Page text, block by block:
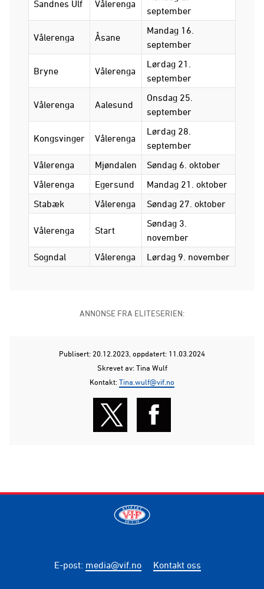
Sandnes Ulf Vålerenga
september
Vålerenga Åsane
Mandag 16.
september
Bryne Vålerenga
Lørdag 21.
september
Vålerenga Aalesund
Onsdag 25.
september
Kongsvinger Vålerenga
Lørdag 28.
september
Vålerenga
Mjøndalen
Søndag 6. oktober
Vålerenga
Egersund
Mandag 21. oktober
Stabæk
Vålerenga Søndag 27. oktober
Vålerenga Start
Søndag 3.
november
Sogndal
Vålerenga Lørdag 9. november
ANNONSE FRA ELITESERIEN:
Publisert: 20.12.2023 , oppdatert: 11.03.2024
Skrevet av: Tina Wulf
Kontakt:Tina.wulf@vif.no
E-post: media@vif.no Kontakt oss